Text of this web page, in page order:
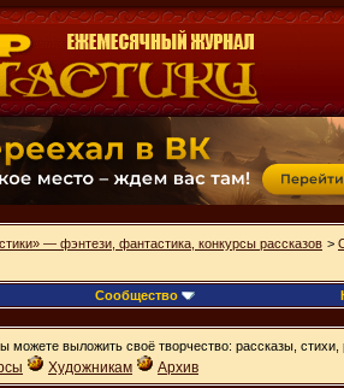
— фэнтези, фантастика, конкурсы рассказов >
Сообщество
можете выложить своё творчество: рассказы, стихи,
Художникам Архив